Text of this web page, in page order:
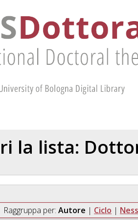
la lista:
Raggruppa per: Autore | Ciclo |